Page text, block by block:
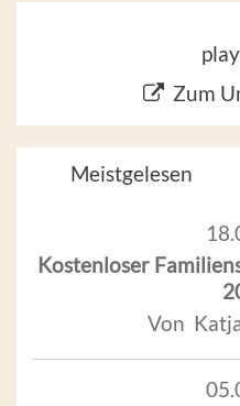
Zum
Meistgelesen
Kostenloser
Von